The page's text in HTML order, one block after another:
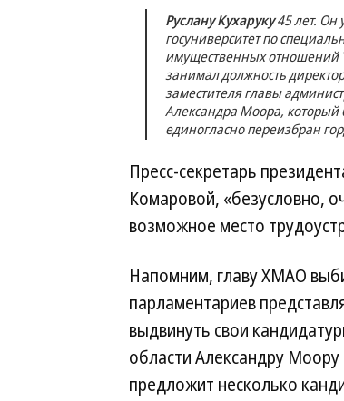
Руслану Кухаруку45 лет. Он
госуниверситет по
имущественных отношений
занимал должность
заместителя главы
Александра Моора, который
единогласно переизбран
Пресс-секретарь
Комаровой, «безусловно,
возможное место
Напомним, главу ХМАО
парламентариев
выдвинуть свои
области Александру
предложит несколько